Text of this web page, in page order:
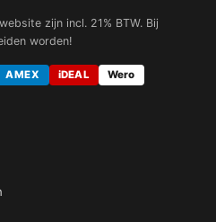
zijn incl. 21% BTW. Bij
worden!
AMEX iDEAL
Wero